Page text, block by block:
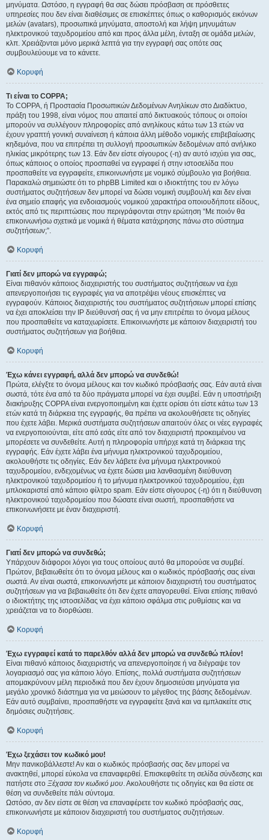
μηνύματα. Ωστόσο, η εγγραφή θα σας δώσει πρόσβαση σε πρόσθετες
υπηρεσίες που δεν είναι διαθέσιμες σε επισκέπτες όπως ο καθορισμός εικόνων
μελών (avatars), προσωπικά μηνύματα, αποστολή και λήψη μηνυμάτων
ηλεκτρονικού ταχυδρομείου από και προς άλλα μέλη, ένταξη σε ομάδα μελών,
κλπ. Χρειάζονται μόνο μερικά λεπτά για την εγγραφή σας οπότε σας
συμβουλεύουμε να το κάνετε.
Κορυφή
Τι είναι το COPPA;
Το COPPA, ή Προστασία Προσωπικών Δεδομένων Ανηλίκων στο Διαδίκτυο,
πράξη του 1998, είναι νόμος που απαιτεί από δικτυακούς τόπους οι οποίοι
μπορούν να συλλέγουν πληροφορίες από ανηλίκους κάτω των 13 ετών να
έχουν γραπτή γονική συναίνεση ή κάποια άλλη μέθοδο νομικής επιβεβαίωσης
κηδεμόνα, που να επιτρέπει τη συλλογή προσωπικών δεδομένων από ανήλικο
ηλικίας μικρότερης των 13. Εάν δεν είστε σίγουρος (-η) αν αυτό ισχύει για σας,
όπως κάποιος ο οποίος προσπαθεί να εγγραφεί ή στην ιστοσελίδα που
προσπαθείτε να εγγραφείτε, επικοινωνήστε με νομικό σύμβουλο για βοήθεια.
Παρακαλώ σημειώστε ότι το phpBB Limited και ο ιδιοκτήτης του εν λόγω
συστήματος συζητήσεων δεν μπορεί να δώσει νομική συμβουλή και δεν είναι
ένα σημείο επαφής για ενδοιασμούς νομικού χαρακτήρα οποιουδήποτε είδους,
εκτός από τις περιπτώσεις που περιγράφονται στην ερώτηση “Με ποιόν θα
επικοινωνήσω σχετικά με νομικά ή θέματα κατάχρησης πάνω στο σύστημα
συζητήσεων;”.
Κορυφή
Γιατί δεν μπορώ να εγγραφώ;
Είναι πιθανόν κάποιος διαχειριστής του συστήματος συζητήσεων να έχει
απενεργοποιήσει τις εγγραφές για να αποτρέψει νέους επισκέπτες να
εγγραφούν. Κάποιος διαχειριστής του συστήματος συζητήσεων μπορεί επίσης
να έχει αποκλείσει την IP διεύθυνσή σας ή να μην επιτρέπει το όνομα μέλους
που προσπαθείτε να καταχωρίσετε. Επικοινωνήστε με κάποιον διαχειριστή του
συστήματος συζητήσεων για βοήθεια.
Κορυφή
Έχω κάνει εγγραφή, αλλά δεν μπορώ να συνδεθώ!
Πρώτα, ελέγξτε το όνομα μέλους και τον κωδικό πρόσβασής σας. Εάν αυτά είναι
σωστά, τότε ένα από τα δύο πράγματα μπορεί να έχει συμβεί. Εάν η υποστήριξη
διακήρυξης COPPA είναι ενεργοποιημένη και έχετε ορίσει ότι είστε κάτω των 13
ετών κατά τη διάρκεια της εγγραφής, θα πρέπει να ακολουθήσετε τις οδηγίες
που έχετε λάβει. Μερικά συστήματα συζητήσεων απαιτούν όλες οι νέες εγγραφές
να ενεργοποιούνται, είτε από εσάς είτε από τον διαχειριστή προκειμένου να
μπορέσετε να συνδεθείτε. Αυτή η πληροφορία υπήρχε κατά τη διάρκεια της
εγγραφής. Εάν έχετε λάβει ένα μήνυμα ηλεκτρονικού ταχυδρομείου,
ακολουθήστε τις οδηγίες. Εάν δεν λάβετε ένα μήνυμα ηλεκτρονικού
ταχυδρομείου, ενδεχομένως να έχετε δώσει μια λανθασμένη διεύθυνση
ηλεκτρονικού ταχυδρομείου ή το μήνυμα ηλεκτρονικού ταχυδρομείου, έχει
μπλοκαριστεί από κάποιο φίλτρο spam. Εάν είστε σίγουρος (-η) ότι η διεύθυνση
ηλεκτρονικού ταχυδρομείου που δώσατε είναι σωστή, προσπαθήστε να
επικοινωνήσετε με έναν διαχειριστή.
Κορυφή
Γιατί δεν μπορώ να συνδεθώ;
Υπάρχουν διάφοροι λόγοι για τους οποίους αυτό θα μπορούσε να συμβεί.
Πρώτον, βεβαιωθείτε ότι το όνομα μέλους και ο κωδικός πρόσβασής σας είναι
σωστά. Αν είναι σωστά, επικοινωνήστε με κάποιον διαχειριστή του συστήματος
συζητήσεων για να βεβαιωθείτε ότι δεν έχετε απαγορευθεί. Είναι επίσης πιθανό
ο ιδιοκτήτης της ιστοσελίδας να έχει κάποιο σφάλμα στις ρυθμίσεις και να
χρειάζεται να το διορθώσει.
Κορυφή
Έχω εγγραφεί κατά το παρελθόν αλλά δεν μπορώ να συνδεθώ πλέον!
Είναι πιθανό κάποιος διαχειριστής να απενεργοποίησε ή να διέγραψε τον
λογαριασμό σας για κάποιο λόγο. Επίσης, πολλά συστήματα συζητήσεων
απομακρύνουν μέλη περιοδικά που δεν έχουν δημοσιεύσει μηνύματα για
μεγάλο χρονικό διάστημα για να μειώσουν το μέγεθος της βάσης δεδομένων.
Εάν αυτό συμβαίνει, προσπαθήστε να εγγραφείτε ξανά και να εμπλακείτε στις
δημόσιες συζητήσεις.
Κορυφή
Έχω ξεχάσει τον κωδικό μου!
Μην πανικοβάλλεστε! Αν και ο κωδικός πρόσβασής σας δεν μπορεί να
ανακτηθεί, μπορεί εύκολα να επαναφερθεί. Επισκεφθείτε τη σελίδα σύνδεσης και
πατήστε στο Ξέχασα τον κωδικό μου. Ακολουθήστε τις οδηγίες και θα είστε σε
θέση να συνδεθείτε πάλι σύντομα.
Ωστόσο, αν δεν είστε σε θέση να επαναφέρετε τον κωδικό πρόσβασής σας,
επικοινωνήστε με κάποιον διαχειριστή του συστήματος συζητήσεων.
Κορυφή